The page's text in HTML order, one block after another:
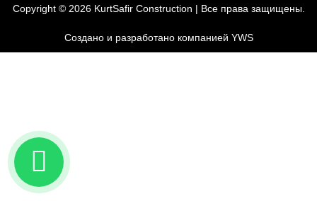
Copyright © 2026 KurtSafir Construction | Все права защищены.
Создано и разработано компанией YWS